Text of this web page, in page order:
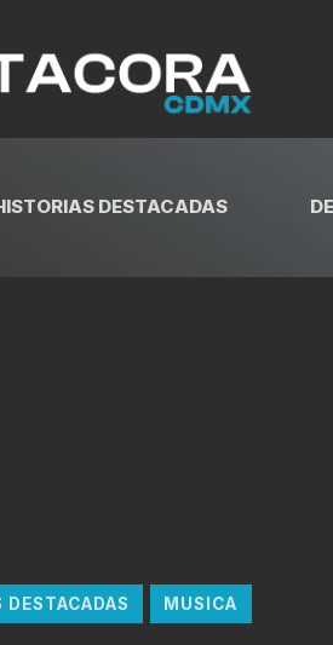
DESTACADAS
DESTACADAS MUSICA